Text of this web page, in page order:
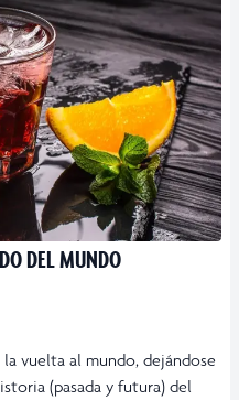
DEL MUNDO
vuelta al mundo, dejándose
(pasada y futura) del